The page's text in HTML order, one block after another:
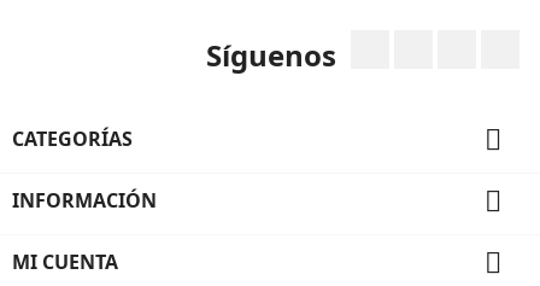
Síguenos
CATEGORÍAS 
INFORMACIÓN 
MI CUENTA 